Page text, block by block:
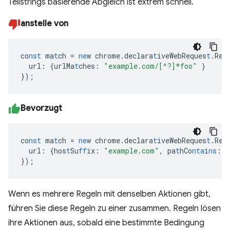
anstelle von
const match = new chrome.declarativeWebRequest
url : {urlMatches : "example.com/[^?]*foo"
}
});
Bevorzugt
const match = new chrome.declarativeWebRequest
url : {hostSuffix : "example.com" , pathContains :
});
Wenn es mehrere Regeln mit denselben Aktionen gibt,
führen Sie diese Regeln zu einer zusammen. Regeln lösen
ihre Aktionen aus, sobald eine bestimmte Bedingung